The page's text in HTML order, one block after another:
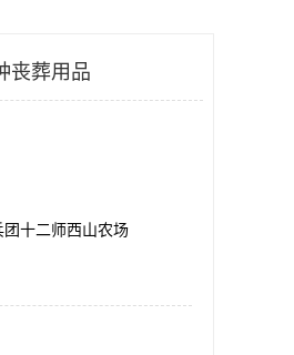
丧葬用品
十二师西山农场